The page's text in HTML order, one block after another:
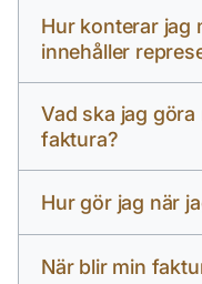
Hur konterar jag
innehåller
Vad ska jag
faktura?
Hur gör jag när
När blir min